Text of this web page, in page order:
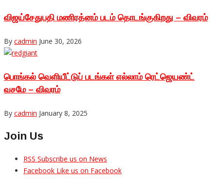
விஜய்சேதுபதி மணிரத்னம் படம் தொடங்குகிறது – விவரம்
By cadmin June 30, 2026
பொங்கல் வெளியீட்டுப் படங்கள் எல்லாம் ரெட்ஜெயண்ட்
வசமே – விவரம்
By cadmin January 8, 2025
Join Us
RSS Subscribe us on News
Facebook Like us on Facebook